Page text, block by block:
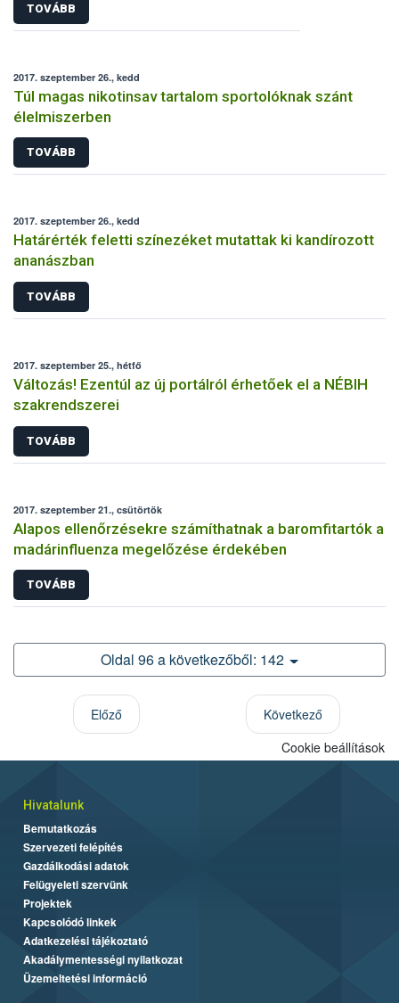
TOVÁBB
2017. szeptember 26., kedd
Túl magas nikotinsav tartalom sportolóknak szánt
élelmiszerben
TOVÁBB
2017. szeptember 26., kedd
Határérték feletti színezéket mutattak ki kandírozott
ananászban
TOVÁBB
2017. szeptember 25., hétfő
Változás! Ezentúl az új portálról érhetőek el a NÉBIH
szakrendszerei
TOVÁBB
2017. szeptember 21., csütörtök
Alapos ellenőrzésekre számíthatnak a baromfitartók a
madárinfluenza megelőzése érdekében
TOVÁBB
Oldal 96 a következőből: 142
Előző
Következő
Cookie beállítások
Hivatalunk
Bemutatkozás
Szervezeti felépítés
Gazdálkodási adatok
Felügyeleti szervünk
Projektek
Kapcsolódó linkek
Adatkezelési tájékoztató
Akadálymentességi nyilatkozat
Üzemeltetési információ